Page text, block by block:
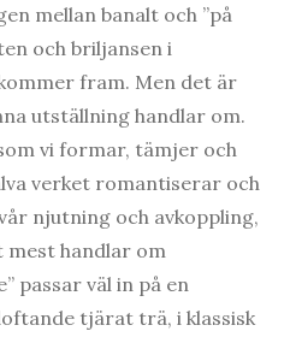
mellan banalt och ”på
och briljansen i
fram. Men det är
utställning handlar om.
vi formar, tämjer och
verket romantiserar och
njutning och avkoppling,
handlar om
passar väl in på en
tjärat trä, i klassisk